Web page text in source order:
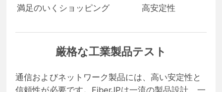
満足のいくショッピング 高安定性
厳格な工業製品テスト
通信およびネットワーク製品には、高い安定性と
信頼性が必要です。FiberJPは一流の製品設計、一